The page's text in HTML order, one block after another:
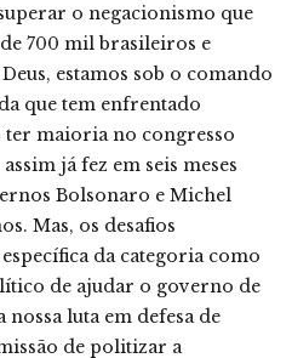
o negacionismo que
700 mil brasileiros e
estamos sob o comando
que tem enfrentado
ter maioria no congresso
já fez em seis meses
Bolsonaro e Michel
Mas, os desafios
da categoria como
de ajudar o governo de
luta em defesa de
de politizar a